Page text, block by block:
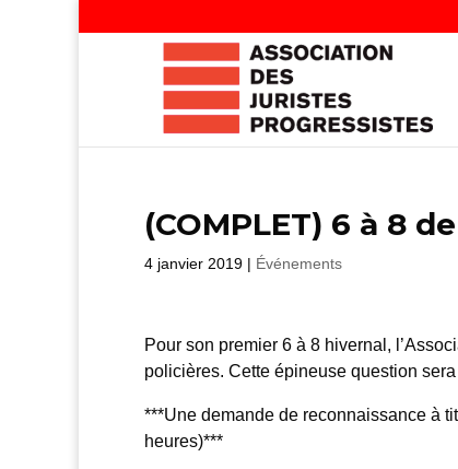
(COMPLET) 6 à 8
4 janvier 2019 | Événements
Pour son premier 6 à 8 hivernal,
policières. Cette épineuse question
***Une demande de reconnaissance à
heures)***